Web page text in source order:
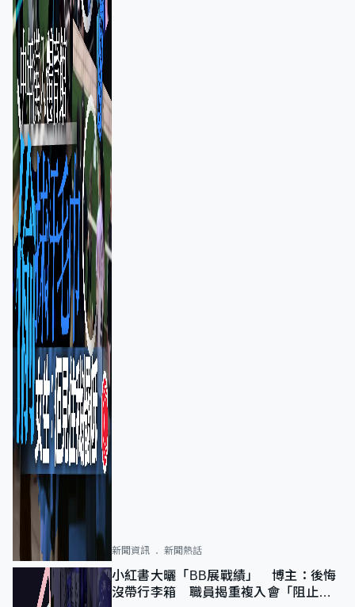
新聞資訊 新聞熱話
小紅書大曬「BB展戰績」 博主：後悔
沒帶行李箱 職員揭重複入會「阻止唔